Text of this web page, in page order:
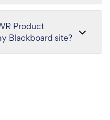
Product
Blackboard site?